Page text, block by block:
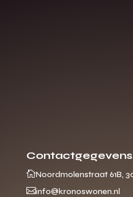
Contactgegevens
Noordmolenstraat 61B,
info@kronoswonen.nl